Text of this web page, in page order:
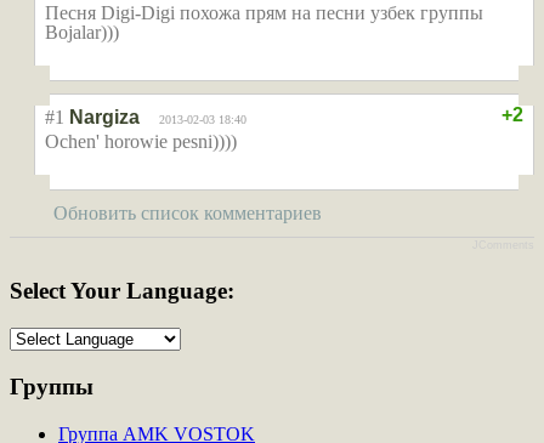
Песня Digi-Digi похожа прям на песни узбек группы
Bojalar)))
+2
#1 Nargiza 2013-02-03 18:40
Ochen' horowie pesni))))
Обновить список комментариев
SelectYour Language:
Группы
Группа AMK VOSTOK